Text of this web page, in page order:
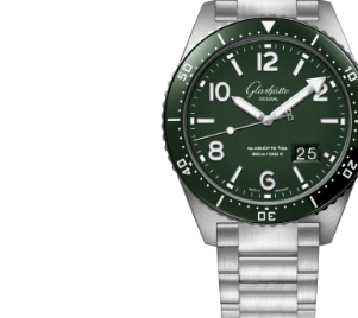
English Deutsch
メニュー閉じる